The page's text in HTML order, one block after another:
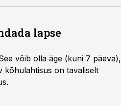
lapse
võib olla äge (kuni 7 päeva),
kõhulahtisus on tavaliselt